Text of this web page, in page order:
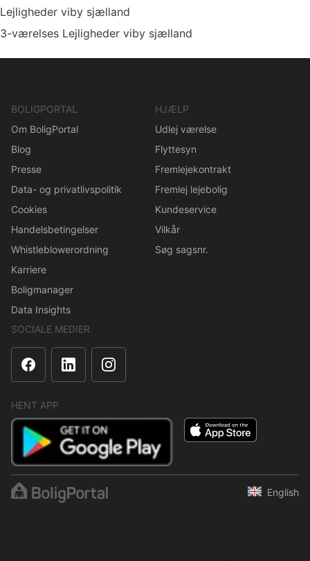
Lejligheder viby sjælland
3-værelses Lejligheder viby sjælland
BOLIGPORTAL
Om BoligPortal
Blog
Presse
Data- og privatlivspolitik
Cookies
Handelsbetingelser
Whistleblowerordning
Karriere
Boligmanager
Data Insights
HJÆLP
Udlej værelse
Flyttesyn
Fremlejekontrakt
Fremlej lejebolig
Kundeservice
Vilkår
Søg sagsnr.
SOCIALE MEDIER
HENT APP
English